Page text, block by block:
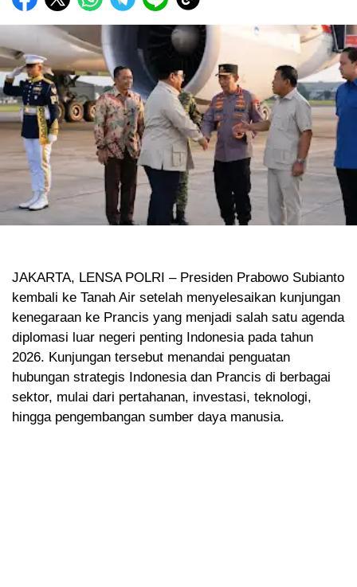
JAKARTA, LENSA POLRI – Presiden Prabowo Subianto
kembali ke Tanah Air setelah menyelesaikan kunjungan
kenegaraan ke Prancis yang menjadi salah satu agenda
diplomasi luar negeri penting Indonesia pada tahun
2026. Kunjungan tersebut menandai penguatan
hubungan strategis Indonesia dan Prancis di berbagai
sektor, mulai dari pertahanan, investasi, teknologi,
hingga pengembangan sumber daya manusia.